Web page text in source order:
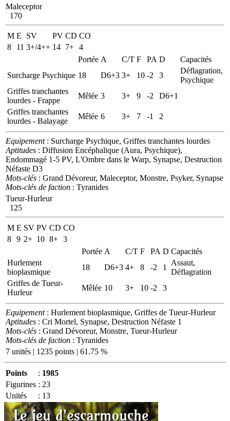
Maleceptor
170
M E SV PV CD CO
8
11 3+/4++ 14 7+ 4
Portée A C/T F PA D
Capacités
Surcharge Psychique 18 D6+3 3+ 10 -2 3
Déflagration,
Psychique
Griffes tranchantes
lourdes - Frappe
Mêlée 3 3+ 9 -2
D6+1
Griffes tranchantes
lourdes - Balayage
Mêlée 6 3+ 7 -1 2
Equipement: Surcharge Psychique, Griffes tranchantes lourdes
Aptitudes : Diffusion Encéphalique (Aura, Psychique),
Endommagé 1-5 PV, L'Ombre dans le Warp, Synapse, Destruction
Néfaste D3
Mots-clés : Grand Dévoreur, Maleceptor, Monstre, Psyker, Synapse
Mots-clés de faction : Tyranides
Tueur-Hurleur
125
M E SV PV CD CO
8 9 2+ 10 8+ 3
Portée A C/T F PA D Capacités
Hurlement
bioplasmique
18 D6+3 4+ 8 -2 1
Assaut,
Déflagration
Griffes de Tueur-
Hurleur
Mêlée 10 3+ 10 -2 3
Equipement: Hurlement bioplasmique, Griffes de Tueur-Hurleur
Aptitudes : Cri Mortel, Synapse, Destruction Néfaste 1
Mots-clés : Grand Dévoreur, Monstre, Tueur-Hurleur
Mots-clés de faction : Tyranides
7 unités | 1235 points | 61.75 %
Points : 1985
Figurines : 23
Unités
: 13